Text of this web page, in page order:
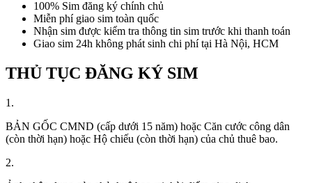
100% Sim đăng ký chính chủ
Miễn phí giao sim toàn quốc
Nhận sim được kiểm tra thông tin sim trước khi thanh toán
Giao sim 24h không phát sinh chi phí tại Hà Nội, HCM
THỦ TỤC ĐĂNG KÝ SIM
1.
BẢN GỐC CMND (cấp dưới 15 năm) hoặc Căn cước công dân
(còn thời hạn) hoặc Hộ chiếu (còn thời hạn) của chủ thuê bao.
2.